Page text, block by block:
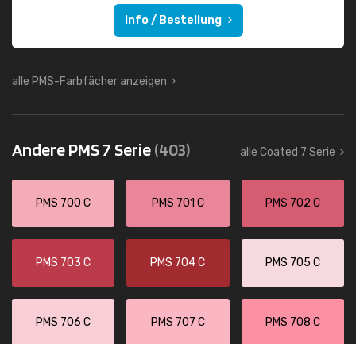
Info / Bestellung
alle PMS-Farbfächer anzeigen
Andere PMS 7 Serie(403) alle Coated 7 Serie
PMS 700 C PMS 701 C PMS 702 C
PMS 703 C PMS 704 C PMS 705 C
PMS 706 C PMS 707 C PMS 708 C